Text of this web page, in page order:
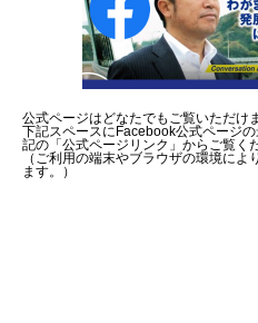
公式ページはどなたでもご覧いただけ
下記スペースにFacebook公式ページ
記の「公式ページリンク」からご覧く
（ご利用の端末やブラウザの環境に
ます。）